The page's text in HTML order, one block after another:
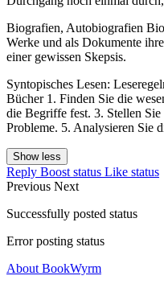
Biografien, Autobiografien
Werke und als Dokumente
einer gewissen Skepsis.
Syntopisches Lesen:
Bücher 1. Finden Sie die
die Begriffe fest. 3. Stellen
Probleme. 5. Analysieren Sie
Show less
Reply Boost status Like status
Previous Next
Successfully posted status
Error posting status
About BookWyrm